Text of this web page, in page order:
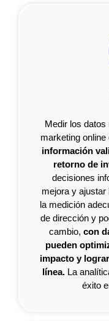
Medir los datos
marketing
información
retorno de
decisiones
mejora y ajustar
la medición
de dirección y
cambio, con
pueden
impacto y
línea. La
éxito